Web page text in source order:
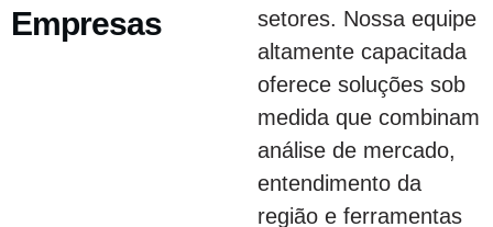
Empresas
setores. Nossa equipe
altamente capacitada
oferece soluções sob
medida que combinam
análise de mercado,
entendimento da
região e ferramentas